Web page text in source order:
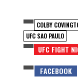
COLBY
UFC SAO PAULO
UFC FIGHT